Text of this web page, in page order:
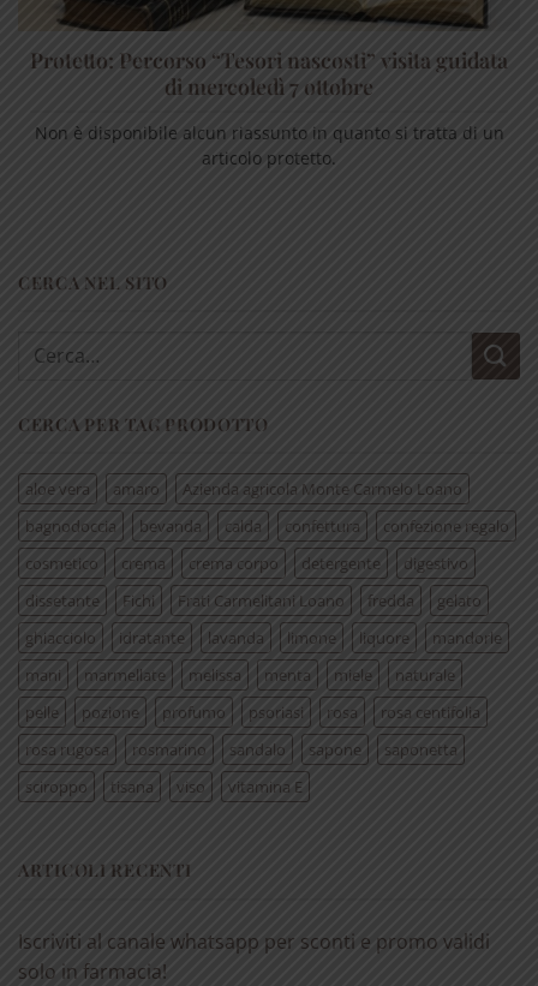
Protetto: Percorso “Tesori nascosti” visita guidata
di mercoledì 7 ottobre
Non è disponibile alcun riassunto in quanto si tratta di un
articolo protetto.
CERCA NEL SITO
Cerca:
CERCA PER TAG PRODOTTO
aloe vera amaro
Azienda agricola Monte Carmelo Loano
bagnodoccia
bevanda calda confettura
confezione regalo
cosmetico
crema crema corpo detergente
digestivo
dissetante
Fichi Frati Carmelitani Loano fredda
gelato
ghiacciolo
idratante lavanda limone liquore
mandorle
mani
marmellate melissa menta miele
naturale
pelle
pozione profumo psoriasi rosa
rosa centifolia
rosa rugosa
rosmarino sandalo sapone
saponetta
sciroppo
tisana viso vitamina E
ARTICOLI RECENTI
Iscriviti al canale whatsapp per sconti e promo validi
solo in farmacia!